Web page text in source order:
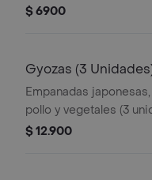
vegetales y queso tofu.
$ 6900
Gyozas (3
Empanadas
pollo y vegetales (3
pedirlas fritas o a la
$ 12.900